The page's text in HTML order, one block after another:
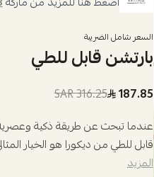
السعر شامل الضريبة
بارتشن قابل للطي
187.85
316.25 SAR
عندما تبحث عن طريقة ذكية
قابل للطي من ديكورا هو الخيار
المزيد